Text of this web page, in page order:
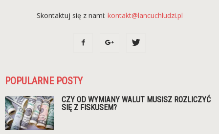
Skontaktuj się z nami: kontakt@lancuchludzi.pl
POPULARNE POSTY
CZY OD WYMIANY WALUT MUSISZ ROZLICZYĆ
SIĘ Z FISKUSEM?